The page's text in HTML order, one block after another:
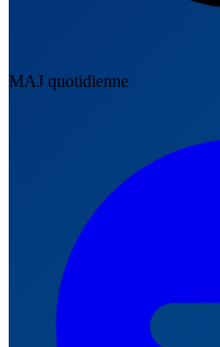
MAJ quotidienne